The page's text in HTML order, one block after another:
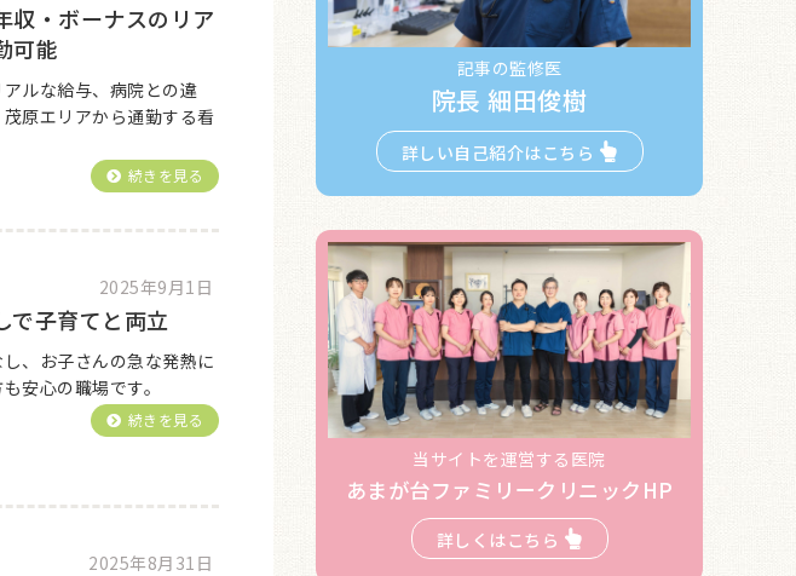
収・ボーナスのリア
可能
ルな給与、病院との違
原エリアから通勤する看
続きを見る
2025年9月1日
で子育てと両立
、お子さんの急な発熱に
安心の職場です。
続きを見る
2025年8月31日
記事の監修医
院長 細田俊樹
詳しい自己紹介はこちら
当サイトを運営する医院
あまが台ファミリークリニックHP
詳しくはこちら